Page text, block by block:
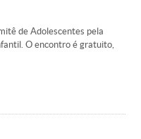
de Adolescentes pela
O encontro é gratuito,